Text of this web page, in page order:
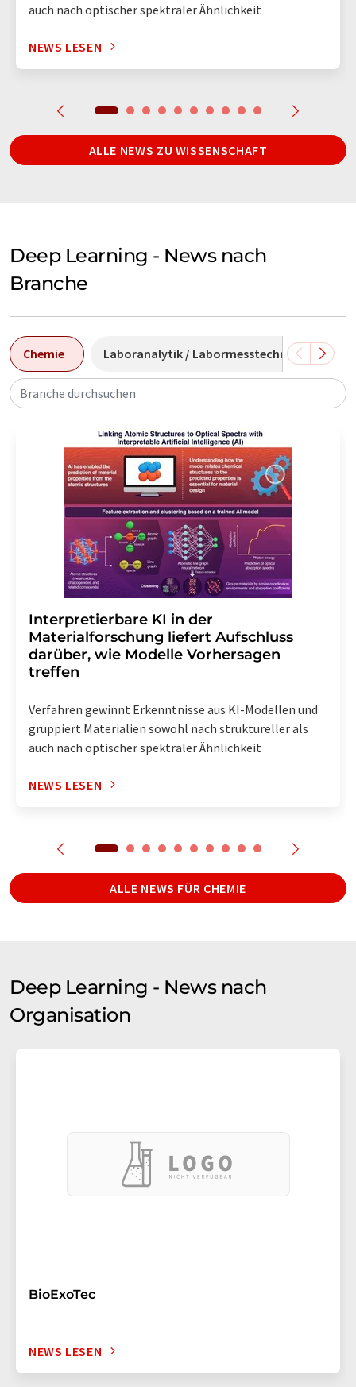
auch nach optischer spektraler Ähnlichkeit
NEWS LESEN
ALLE NEWS ZU WISSENSCHAFT
Deep Learning - News nach
Branche
Chemie Laboranalytik / Labormesstechnik
Branche durchsuchen
Interpretierbare KI in der
Materialforschung liefert Aufschluss
darüber, wie Modelle Vorhersagen
treffen
Verfahren gewinnt Erkenntnisse aus KI-Modellen und
gruppiert Materialien sowohl nach struktureller als
auch nach optischer spektraler Ähnlichkeit
NEWS LESEN
ALLE NEWS FÜR CHEMIE
Deep Learning - News nach
Organisation
BioExoTec
NEWS LESEN